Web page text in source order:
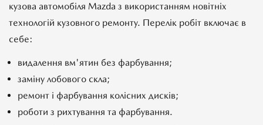
кузова автомобіля Mazda з використанням новітніх
технологій кузовного ремонту. Перелік робіт включає в
себе:
видалення вм'ятин без фарбування;
заміну лобового скла;
ремонт і фарбування колісних дисків;
роботи з рихтування та фарбування.